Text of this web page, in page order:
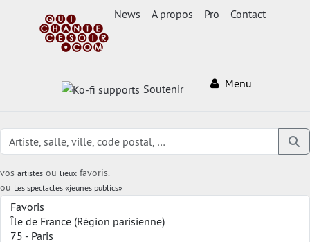
News A propos Pro Contact
Soutenir Menu
vos artistes ou lieux favoris.
ou Les spectacles «jeunes publics»